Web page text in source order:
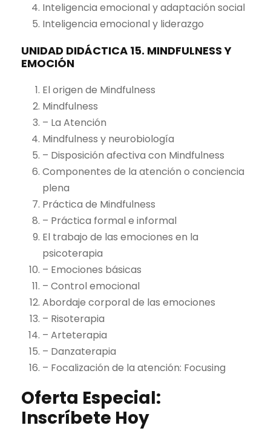
Inteligencia emocional y adaptación social
Inteligencia emocional y liderazgo
UNIDAD DIDÁCTICA 15. MINDFULNESS Y
EMOCIÓN
El origen de Mindfulness
Mindfulness
– La Atención
Mindfulness y neurobiología
– Disposición afectiva con Mindfulness
Componentes de la atención o conciencia
plena
Práctica de Mindfulness
– Práctica formal e informal
El trabajo de las emociones en la
psicoterapia
– Emociones básicas
– Control emocional
Abordaje corporal de las emociones
– Risoterapia
– Arteterapia
– Danzaterapia
– Focalización de la atención: Focusing
Oferta Especial:
Inscríbete Hoy